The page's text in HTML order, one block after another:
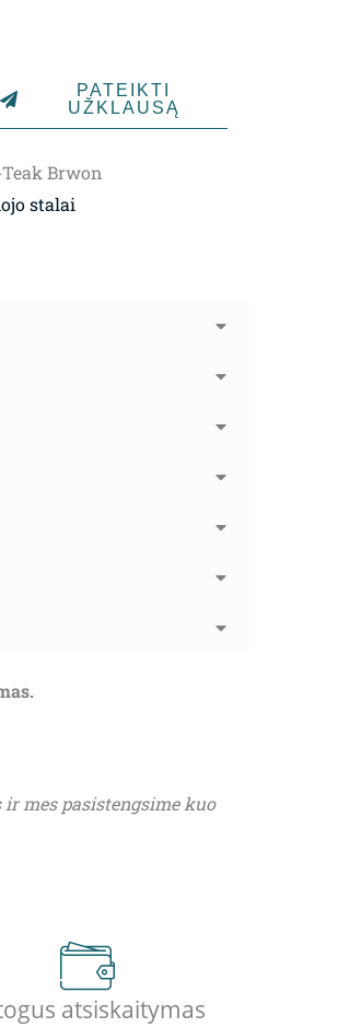
PATEIKTI
UŽKLAUSĄ
Brwon
stalai
mes pasistengsime kuo
atsiskaitymas